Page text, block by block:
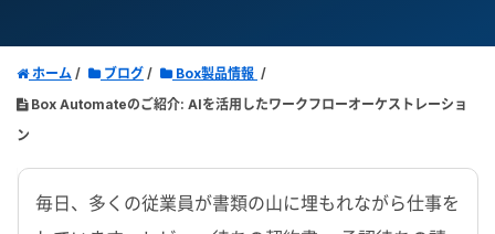
ホーム ブログ
Box製品情報
Box Automateのご紹介: AIを活用したワークフローオーケストレーショ
ン
毎日、多くの従業員が書類の山に埋もれながら仕事を